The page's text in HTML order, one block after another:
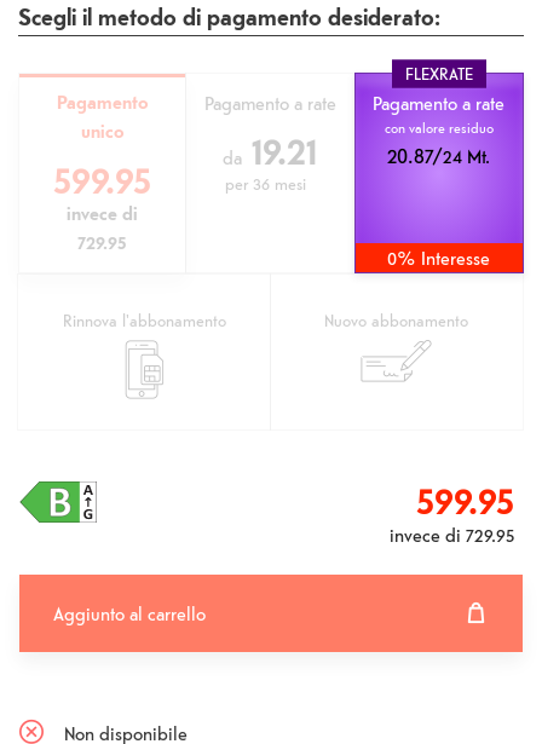
Scegli il metodo di pagamento desiderato:
Pagamento
unico
599.95
invece di
729.95
Pagamento a rate
da 19.21
per 36 mesi
FLEXRATE
Pagamento a rate
con valore residuo
20.87/24 Mt.
0% Interesse
Rinnova l'abbonamento Nuovo abbonamento
599.95
invece di 729.95
Aggiunto al carrello
Non disponibile